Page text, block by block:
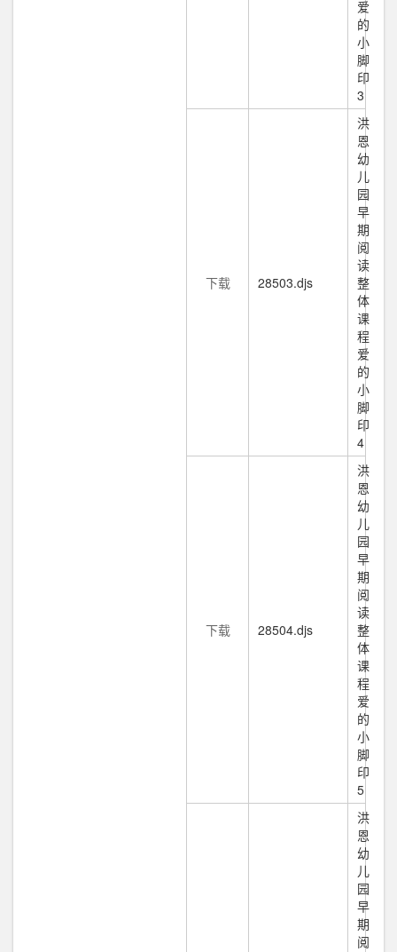
爱
的
小
脚
印
3
下载 28503.djs
洪
恩
幼
儿
园
早
期
阅
读
整
体
课
程
爱
的
小
脚
印
4
下载 28504.djs
洪
恩
幼
儿
园
早
期
阅
读
整
体
课
程
爱
的
小
脚
印
5
洪
恩
幼
儿
园
早
期
阅